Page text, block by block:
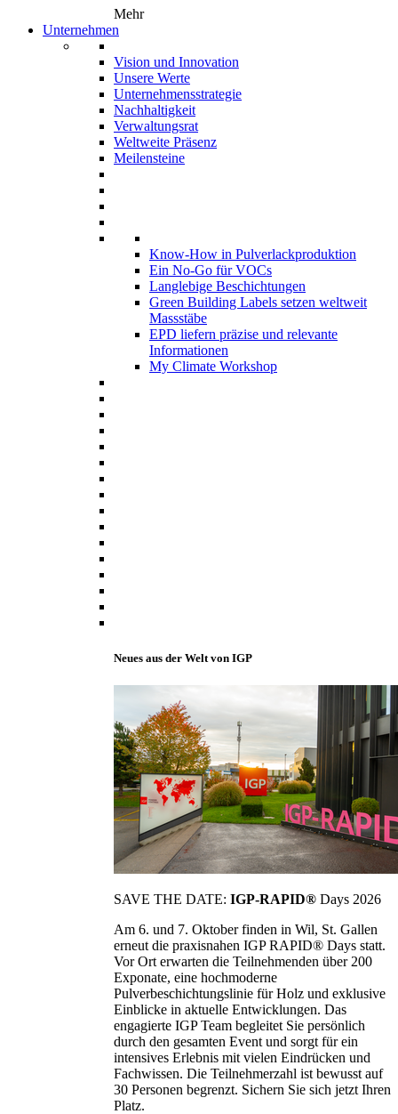
Mehr
Unternehmen
Vision und Innovation
Unsere Werte
Unternehmensstrategie
Nachhaltigkeit
Verwaltungsrat
Weltweite Präsenz
Meilensteine
Know-How in Pulverlackproduktion
Ein No-Go für VOCs
Langlebige Beschichtungen
Green Building Labels setzen weltweit
Massstäbe
EPD liefern präzise und relevante
Informationen
My Climate Workshop
Neues aus der Welt von IGP
SAVE THE DATE: IGP-RAPID® Days 2026
Am 6. und 7. Oktober finden in Wil, St. Gallen
erneut die praxisnahen IGP RAPID® Days statt.
Vor Ort erwarten die Teilnehmenden über 200
Exponate, eine hochmoderne
Pulverbeschichtungslinie für Holz und exklusive
Einblicke in aktuelle Entwicklungen. Das
engagierte IGP Team begleitet Sie persönlich
durch den gesamten Event und sorgt für ein
intensives Erlebnis mit vielen Eindrücken und
Fachwissen. Die Teilnehmerzahl ist bewusst auf
30 Personen begrenzt. Sichern Sie sich jetzt Ihren
Platz.